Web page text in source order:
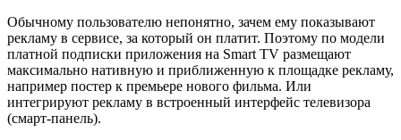
Обычному пользователю непонятно, зачем ему показывают
рекламу в сервисе, за который он платит. Поэтому по модели
платной подписки приложения на Smart TV размещают
максимально нативную и приближенную к площадке рекламу,
например постер к премьере нового фильма. Или
интегрируют рекламу в встроенный интерфейс телевизора
(смарт-панель).